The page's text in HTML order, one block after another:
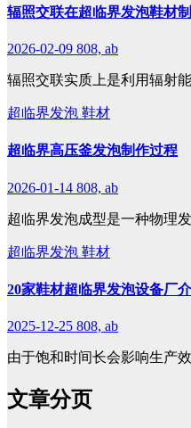
辐照交联在超临界发泡鞋材
2026-02-09 808, ab
辐照交联实质上是利用辐射
超临界发泡 鞋材
超临界高压釜发泡制作过程
2026-01-14 808, ab
超临界发泡成型是一种物理
超临界发泡 鞋材
20家鞋材超临界发泡设备厂
2025-12-25 808, ab
由于饱和时间长会影响生产
文章分页